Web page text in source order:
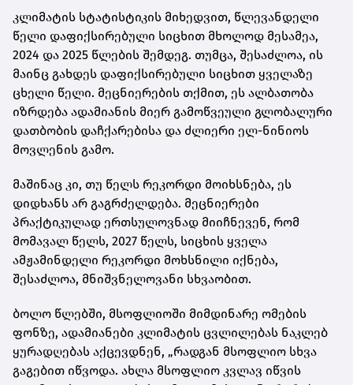
კლიმატის სტატისტიკის მიხედვით, წლევანდელი
წელი დაფიქსირებული სიცხით მხოლოდ მესამეა,
2024 და 2025 წლების შემდეგ. თუმცა, შესაძლოა, ის
მაინც გახდეს დაფიქსირებული სიცხით ყველაზე
ცხელი წელი. მეცნიერების თქმით, ეს ალბათობა
იზრდება ადამიანის მიერ გამოწვეული გლობალური
დათბობის დაჩქარებისა და ძლიერი ელ-ნინიოს
მოვლენის გამო.
მაშინაც კი, თუ წელს რეკორდი მოიხსნება, ეს
დიდხანს არ გაგრძელდება. მეცნიერები
პრაქტიკულად ერთსულოვნად მიიჩნევენ, რომ
მომავალ წელს, 2027 წელს, სიცხის ყველა
ამჟამინდელი რეკორდი მოხსნილი იქნება,
შესაძლოა, მნიშვნელოვანი სხვაობით.
ბოლო წლებში, მსოფლიოში მიმდინარე ომების
ფონზე, ადამიანები კლიმატის ცვლილებას ნაკლებ
ყურადღებას აქცევდნენ, „რადგან მსოფლიო სხვა
გაგებით იწვოდა. ახლა მსოფლიო კვლავ იწვის